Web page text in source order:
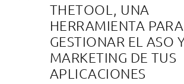
THETOOL, UNA
HERRAMIENTA PARA
GESTIONAR EL ASO
MARKETING DE TUS
APLICACIONES